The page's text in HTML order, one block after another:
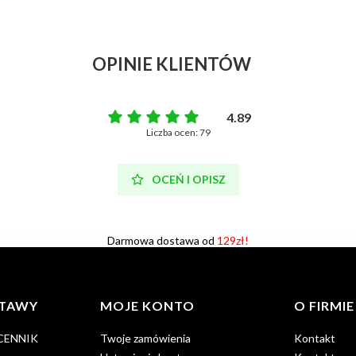
OPINIE KLIENTÓW
4.89
Liczba ocen: 79
OCEŃ I OPISZ
Darmowa dostawa od 129zł!
MOJE KONTO
Twoje zamówienia
O FIRMIE
Kontakt